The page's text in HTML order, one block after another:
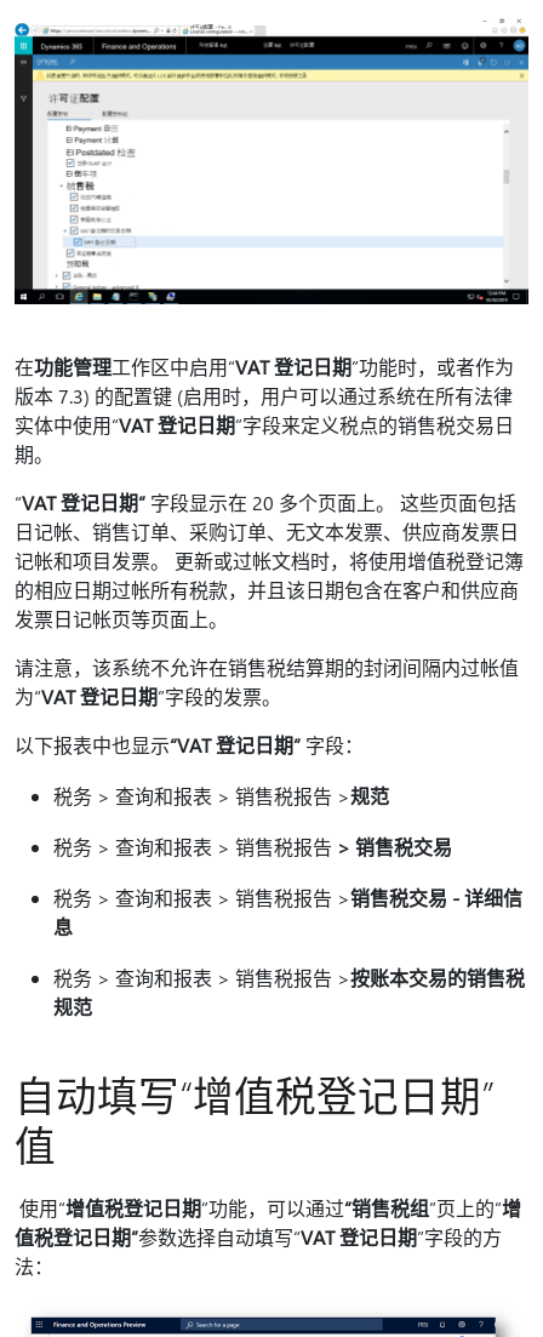
在功能管理工作区中启用“VAT 登记日期”功能时，或者作为
版本 7.3) 的配置键 (启用时，用户可以通过系统在所有法律
实体中使用“VAT 登记日期”字段来定义税点的销售税交易日
期。
“VAT 登记日期” 字段显示在 20 多个页面上。 这些页面包括
日记帐、销售订单、采购订单、无文本发票、供应商发票日
记帐和项目发票。 更新或过帐文档时，将使用增值税登记簿
的相应日期过帐所有税款，并且该日期包含在客户和供应商
发票日记帐页等页面上。
请注意，该系统不允许在销售税结算期的封闭间隔内过帐值
为“VAT 登记日期”字段的发票。
以下报表中也显示“VAT 登记日期” 字段：
税务 > 查询和报表 > 销售税报告 >规范
税务 > 查询和报表 > 销售税报告 > 销售税交易
税务 > 查询和报表 > 销售税报告 >销售税交易 - 详细信
息
税务 > 查询和报表 > 销售税报告 >按账本交易的销售税
规范
自动填写“增值税登记日期”
值
使用“增值税登记日期”功能，可以通过“销售税组”页上的“增
值税登记日期”参数选择自动填写“VAT 登记日期”字段的方
法：